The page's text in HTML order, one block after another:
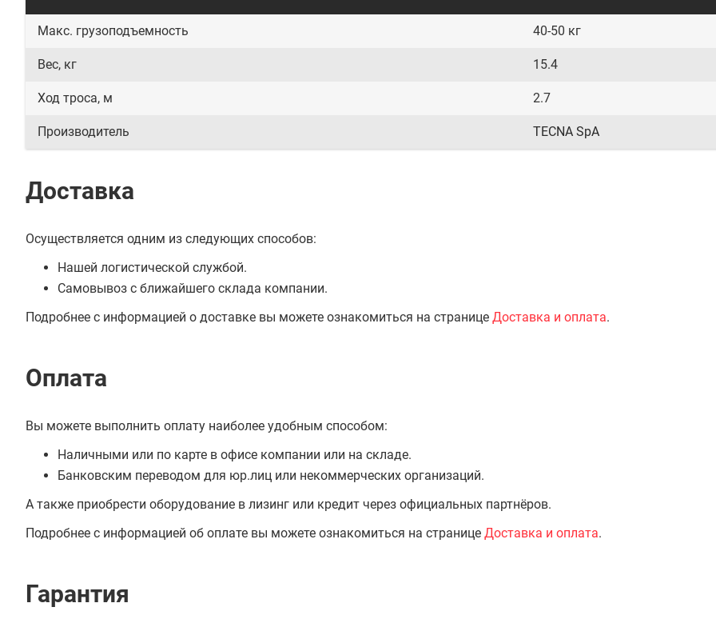
Макс. грузоподъемность 40-50 кг
Вес, кг 15.4
Ход троса, м 2.7
Производитель TECNA SpA
Доставка
Осуществляется одним из следующих способов:
Нашей логистической службой.
Самовывоз с ближайшего склада компании.
Подробнее с информацией о доставке вы можете ознакомиться на странице Доставка и оплата.
Оплата
Вы можете выполнить оплату наиболее удобным способом:
Наличными или по карте в офисе компании или на складе.
Банковским переводом для юр.лиц или некоммерческих организаций.
А также приобрести оборудование в лизинг или кредит через официальных партнёров.
Подробнее с информацией об оплате вы можете ознакомиться на странице Доставка и оплата.
Гарантия